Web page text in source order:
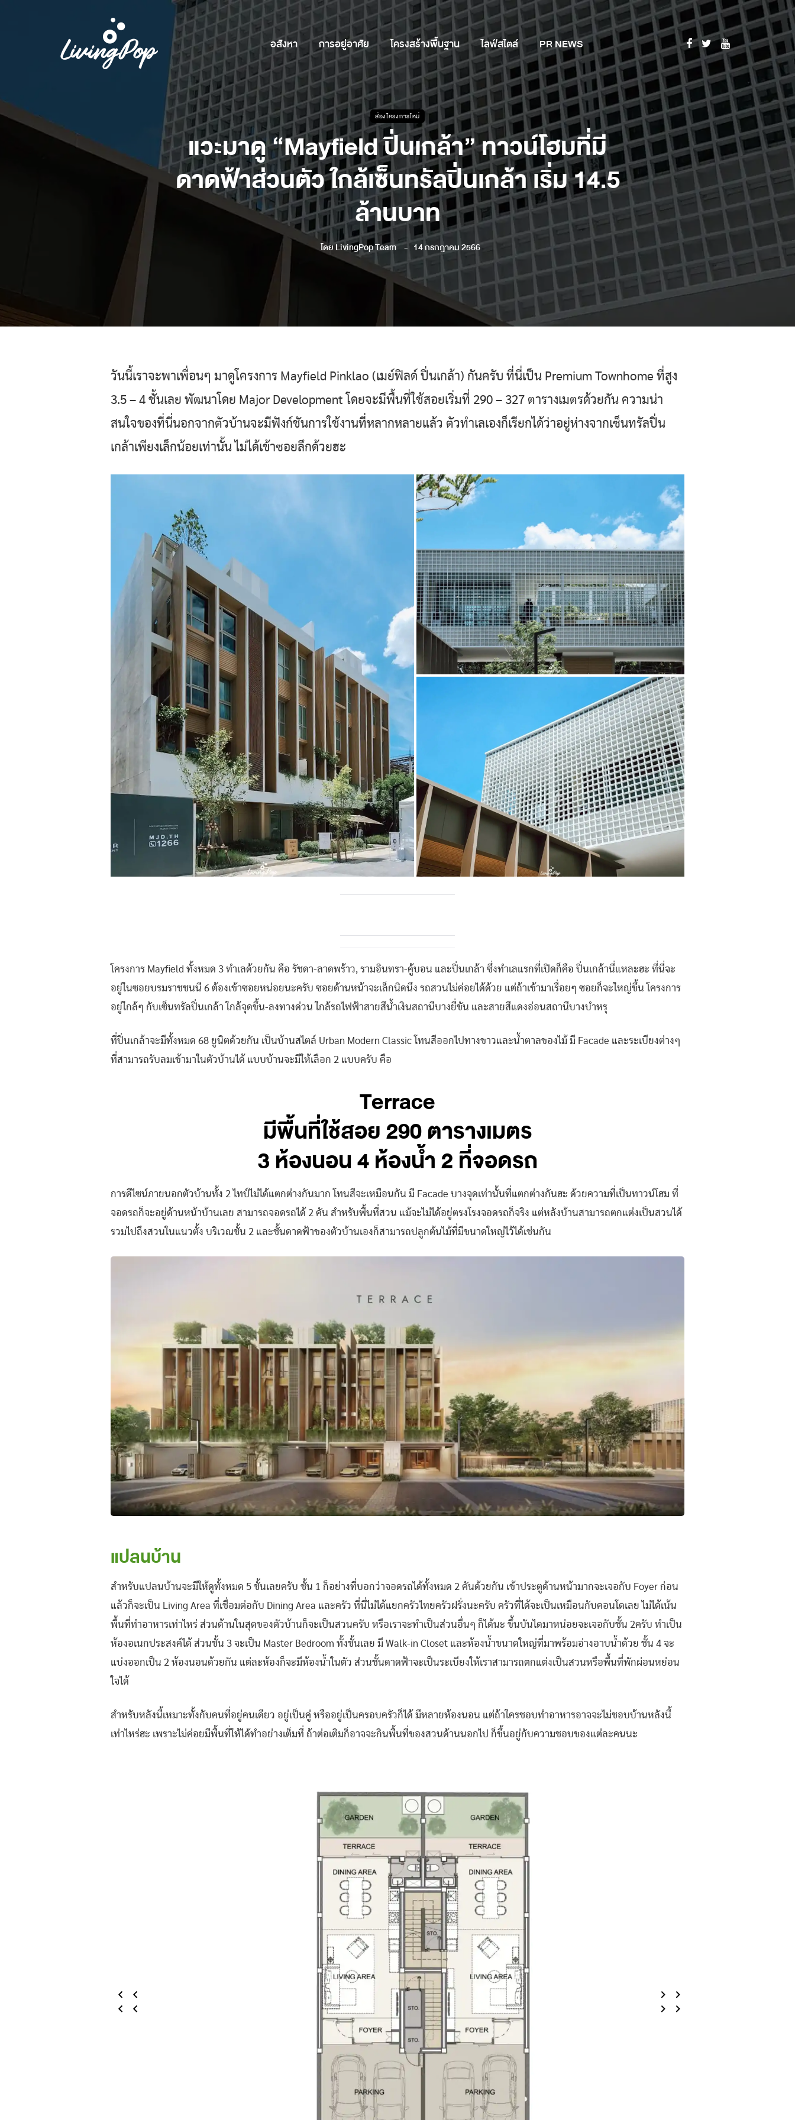
อสังหา การอยู่อาศัย โครงสร้างพื้นฐาน ไลฟ์สไตล์ PR NEWS
ส่องโครงการใหม่
แวะมาดู “Mayfield ปิ่นเกล้า” ทาวน์โฮมที่มี
ดาดฟ้าส่วนตัว ใกล้เซ็นทรัลปิ่นเกล้า เริ่ม 14.5
ล้านบาท
โดยLivingPop Team 14 กรกฎาคม 2566
วันนี้เราจะพาเพื่อนๆ มาดูโครงการ Mayfield Pinklao (เมย์ฟิลด์ ปิ่นเกล้า) กันครับ ที่นี่เป็น Premium Townhome ที่สูง
3.5 – 4 ชั้นเลย พัฒนาโดย Major Development โดยจะมีพื้นที่ใช้สอยเริ่มที่ 290 – 327 ตารางเมตรด้วยกัน ความน่า
สนใจของที่นี่นอกจากตัวบ้านจะมีฟังก์ชันการใช้งานที่หลากหลายแล้ว ตัวทำเลเองก็เรียกได้ว่าอยู่ห่างจากเซ็นทรัลปิ่น
เกล้าเพียงเล็กน้อยเท่านั้น ไม่ได้เข้าซอยลึกด้วยฮะ
โครงการ Mayfield ทั้งหมด 3 ทำเลด้วยกัน คือ รัชดา-ลาดพร้าว, รามอินทรา-คู้บอน และปิ่นเกล้า ซึ่งทำเลแรกที่เปิดก็คือ ปิ่นเกล้านี่แหละฮะ ที่นี่จะ
อยู่ในซอยบรมราชชนนี 6 ต้องเข้าซอยหน่อยนะครับ ซอยด้านหน้าจะเล็กนิดนึง รถสวนไม่ค่อยได้ด้วย แต่ถ้าเข้ามาเรื่อยๆ ซอยก็จะใหญ่ขึ้น โครงการ
อยู่ใกล้ๆ กับเซ็นทรัลปิ่นเกล้า ใกล้จุดขึ้น-ลงทางด่วน ใกล้รถไฟฟ้าสายสีน้ำเงินสถานีบางยี่ขัน และสายสีแดงอ่อนสถานีบางบำหรุ
ที่ปิ่นเกล้าจะมีทั้งหมด 68 ยูนิตด้วยกัน เป็นบ้านสไตล์ Urban Modern Classic โทนสีออกไปทางขาวและน้ำตาลของไม้ มี Facade และระเบียงต่างๆ
ที่สามารถรับลมเข้ามาในตัวบ้านได้ แบบบ้านจะมีให้เลือก 2 แบบครับ คือ
Terrace
มีพื้นที่ใช้สอย 290 ตารางเมตร
3 ห้องนอน 4 ห้องน้ำ 2 ที่จอดรถ
การดีไซน์ภายนอกตัวบ้านทั้ง 2 ไทป์ไม่ได้แตกต่างกันมาก โทนสีจะเหมือนกัน มี Facade บางจุดเท่านั้นที่แตกต่างกันฮะ ด้วยความที่เป็นทาวน์โฮม ที่
จอดรถก็จะอยู่ด้านหน้าบ้านเลย สามารถจอดรถได้ 2 คัน สำหรับพื้นที่สวน แม้จะไม่ได้อยู่ตรงโรงจอดรถก็จริง แต่หลังบ้านสามารถตกแต่งเป็นสวนได้
รวมไปถึงสวนในแนวตั้ง บริเวณชั้น 2 และชั้นดาดฟ้าของตัวบ้านเองก็สามารถปลูกต้นไม้ที่มีขนาดใหญ่ไว้ได้เช่นกัน
แปลนบ้าน
สำหรับแปลนบ้านจะมีให้ดูทั้งหมด 5 ชั้นเลยครับ ชั้น 1 ก็อย่างที่บอกว่าจอดรถได้ทั้งหมด 2 คันด้วยกัน เข้าประตูด้านหน้ามากจะเจอกับ Foyer ก่อน
แล้วก็จะเป็น Living Area ที่เชื่อมต่อกับ Dining Area และครัว ที่นี่ไม่ได้แยกครัวไทยครัวฝรั่งนะครับ ครัวที่ได้จะเป็นเหมือนกับคอนโดเลย ไม่ได้เน้น
พื้นที่ทำอาหารเท่าไหร่ ส่วนด้านในสุดของตัวบ้านก็จะเป็นสวนครับ หรือเราจะทำเป็นส่วนอื่นๆ ก็ได้นะ ขึ้นบันไดมาหน่อยจะเจอกับชั้น 2ครับ ทำเป็น
ห้องอเนกประสงค์ได้ ส่วนชั้น 3 จะเป็น Master Bedroom ทั้งชั้นเลย มี Walk-in Closet และห้องน้ำขนาดใหญ่ที่มาพร้อมอ่างอาบน้ำด้วย ชั้น 4 จะ
แบ่งออกเป็น 2 ห้องนอนด้วยกัน แต่ละห้องก็จะมีห้องน้ำในตัว ส่วนชั้นดาดฟ้าจะเป็นระเบียงให้เราสามารถตกแต่งเป็นสวนหรือพื้นที่พักผ่อนหย่อน
ใจได้
สำหรับหลังนี้เหมาะทั้งกับคนที่อยู่คนเดียว อยู่เป็นคู่ หรืออยู่เป็นครอบครัวก็ได้ มีหลายห้องนอน แต่ถ้าใครชอบทำอาหารอาจจะไม่ชอบบ้านหลังนี้
เท่าไหร่ฮะ เพราะไม่ค่อยมีพื้นที่ให้ได้ทำอย่างเต็มที่ ถ้าต่อเติมก็อาจจะกินพื้นที่ของสวนด้านนอกไป ก็ขึ้นอยู่กับความชอบของแต่ละคนนะ